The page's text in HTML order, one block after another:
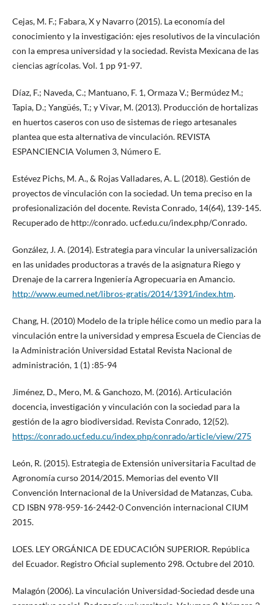
Cejas, M. F.; Fabara, X y Navarro (2015). La economía del
conocimiento y la investigación: ejes resolutivos de la vinculación
con la empresa universidad y la sociedad. Revista Mexicana de las
ciencias agrícolas. Vol. 1 pp 91-97.
Díaz, F.; Naveda, C.; Mantuano, F. 1, Ormaza V.; Bermúdez M.;
Tapia, D.; Yangüés, T.; y Vivar, M. (2013). Producción de hortalizas
en huertos caseros con uso de sistemas de riego artesanales
plantea que esta alternativa de vinculación. REVISTA
ESPANCIENCIA Volumen 3, Número E.
Estévez Pichs, M. A., & Rojas Valladares, A. L. (2018). Gestión de
proyectos de vinculación con la sociedad. Un tema preciso en la
profesionalización del docente. Revista Conrado, 14(64), 139-145.
Recuperado de http://conrado. ucf.edu.cu/index.php/Conrado.
González, J. A. (2014). Estrategia para vincular la universalización
en las unidades productoras a través de la asignatura Riego y
Drenaje de la carrera Ingeniería Agropecuaria en Amancio.
http://www.eumed.net/libros-gratis/2014/1391/index.htm.
Chang, H. (2010) Modelo de la triple hélice como un medio para la
vinculación entre la universidad y empresa Escuela de Ciencias de
la Administración Universidad Estatal Revista Nacional de
administración, 1 (1) :85-94
Jiménez, D., Mero, M. & Ganchozo, M. (2016). Articulación
docencia, investigación y vinculación con la sociedad para la
gestión de la agro biodiversidad. Revista Conrado, 12(52).
https://conrado.ucf.edu.cu/index.php/conrado/article/view/275
León, R. (2015). Estrategia de Extensión universitaria Facultad de
Agronomía curso 2014/2015. Memorias del evento VII
Convención Internacional de la Universidad de Matanzas, Cuba.
CD ISBN 978-959-16-2442-0 Convención internacional CIUM
2015.
LOES. LEY ORGÁNICA DE EDUCACIÓN SUPERIOR. República
del Ecuador. Registro Oficial suplemento 298. Octubre del 2010.
Malagón (2006). La vinculación Universidad-Sociedad desde una